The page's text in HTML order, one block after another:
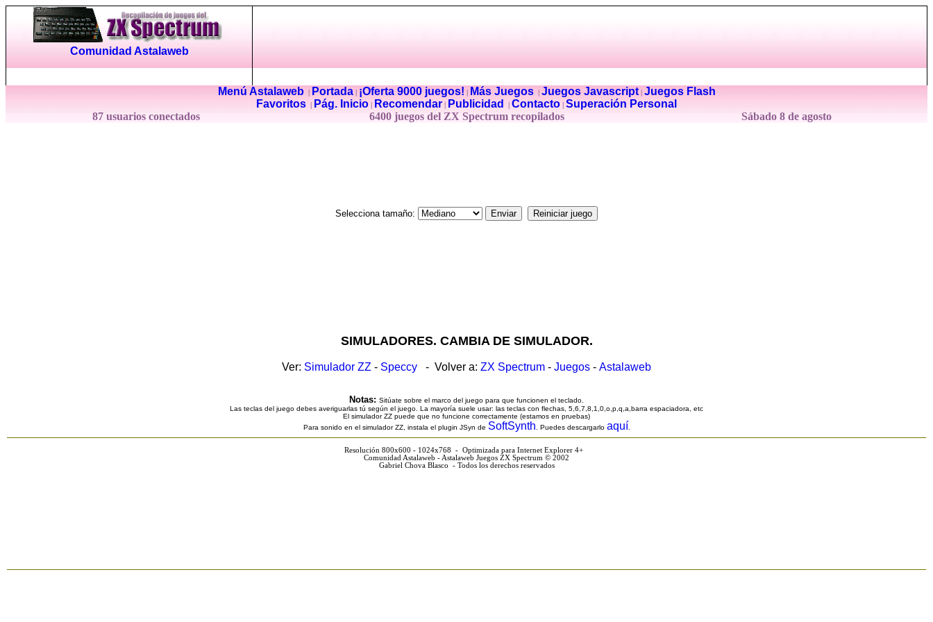
Comunidad Astalaweb
Menú Astalaweb| Portada| ¡Oferta 9000 juegos! Más Juegos| Juegos Javascript| Juegos Flash
Favoritos
Pág. Inicio Recomendar Publicidad Contacto Superación Personal
87 usuarios conectados
6400 juegos del ZX Spectrum recopilados Sábado 8 de agosto
Selecciona tamaño:
SIMULADORES. CAMBIA DE SIMULADOR.
Ver: Simulador ZZ - Speccy - Volver a: ZX Spectrum - Juegos - Astalaweb
Notas: Sitúate sobre el marco del juego para que funcionen el teclado.
Las teclas del juego debes averiguarlas tú según el juego. La mayoría suele usar: las teclas con flechas, 5,6,7,8,1,0,o,p,q,a,barra espaciadora, etc
El simulador ZZ puede que no funcione correctamente (estamos en pruebas)
Para sonido en el simulador ZZ, instala el plugin JSyn de SoftSynth . Puedes descargarlo aquí
Resolución 800x600 - 1024x768 - Optimizada para Internet Explorer 4+
Comunidad Astalaweb - Astalaweb Juegos ZX Spectrum © 2002
Gabriel Chova Blasco - Todos los derechos reservados